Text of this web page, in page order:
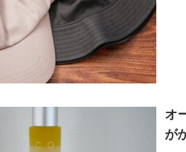
オ
が